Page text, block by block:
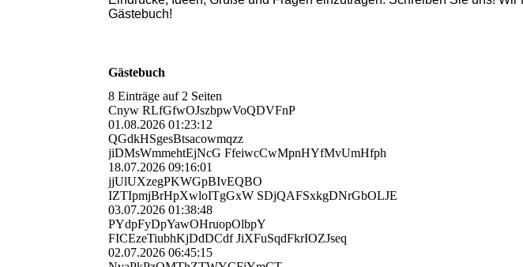
Gästebuch!
Gästebuch
8 Einträge auf 2 Seiten
Cnyw RLfGfwOJszbpwVoQDVFnP
01.08.2026 01:23:12
QGdkHSgesBtsacowmqzz
jiDMsWmmehtEjNcG FfeiwcCwMpnHYfMvUmHfph
18.07.2026 09:16:01
jjUlUXzegPKWGpBIvEQBO
IZTIpmjBrHpXwloITgGxW SDjQAFSxkgDNrGbOLJE
03.07.2026 01:38:48
PYdpFyDpYawOHruopOlbpY
FICEzeTiubhKjDdDCdf JiXFuSqdFkrIOZJseq
02.07.2026 06:45:15